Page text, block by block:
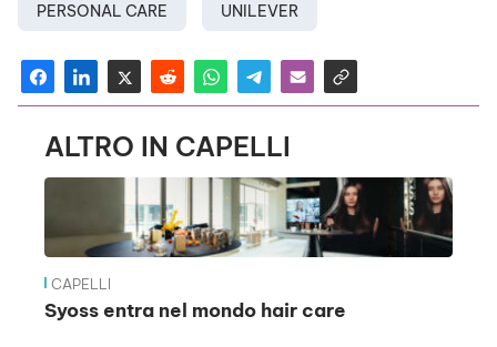
PERSONAL CARE UNILEVER
ALTRO IN CAPELLI
CAPELLI
Syoss entra nel mondo hair care